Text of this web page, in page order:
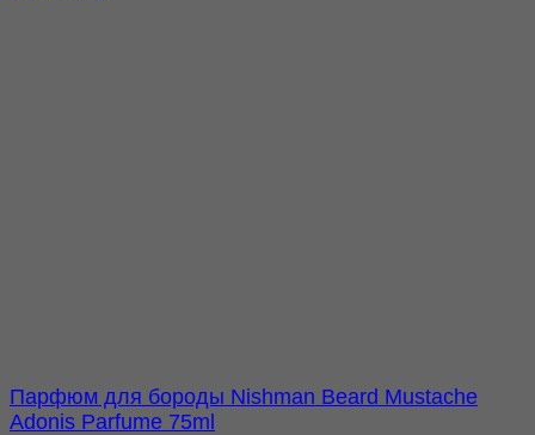
Парфюм для бороды Nishman Beard Mustache
Adonis Parfume 75ml